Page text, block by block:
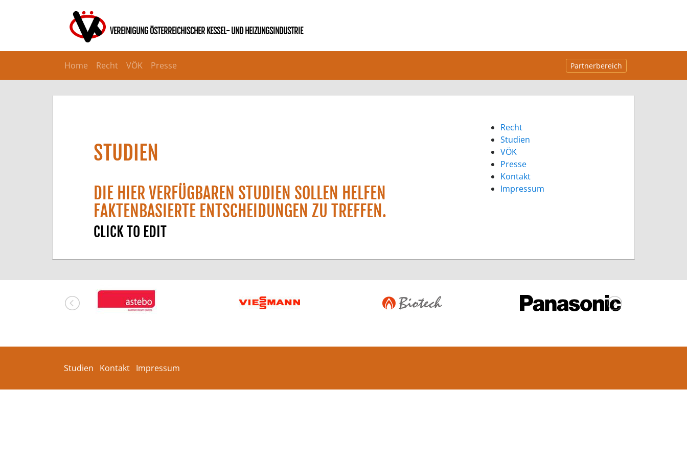
Home Recht VÖK Presse Partnerbereich
STUDIEN
DIE HIER VERFÜGBAREN STUDIEN SOLLEN HELFEN
FAKTENBASIERTE ENTSCHEIDUNGEN ZU TREFFEN.
CLICK TO EDIT
Recht
Studien
VÖK
Presse
Kontakt
Impressum
Studien Kontakt Impressum